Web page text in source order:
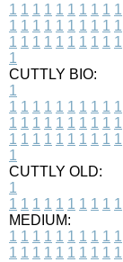
1 1 1 1 1 1 1 1 1 1
1 1 1 1 1 1 1 1 1 1
1 1 1 1 1 1 1 1 1 1
1
CUTTLY BIO:
1
1 1 1 1 1 1 1 1 1 1
1 1 1 1 1 1 1 1 1 1
1 1 1 1 1 1 1 1 1 1
1
CUTTLY OLD:
1
1 1 1 1 1 1 1 1 1 1
MEDIUM:
1 1 1 1 1 1 1 1 1 1
1 1 1 1 1 1 1 1 1 1